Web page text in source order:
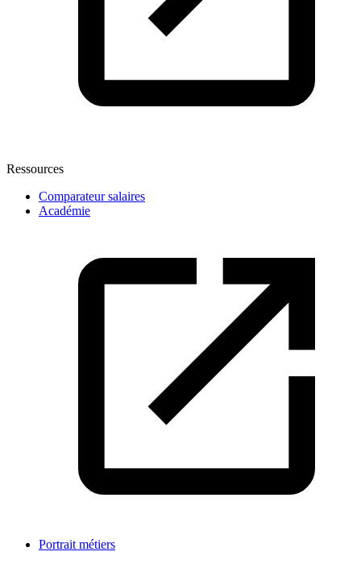
Ressources
Comparateur salaires
Académie
Portrait métiers